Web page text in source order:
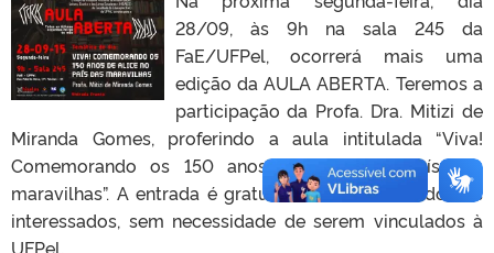
28/09, às 9h na sala 245 da
FaE/UFPel, ocorrerá mais uma
edição da AULA ABERTA. Teremos a
participação da Profa. Dra. Mitizi de
Miranda Gomes, proferindo a aula intitulada “Viva!
Comemorando os 150 anos de Alice no país das
maravilhas”. A entrada é gratuita e liberada a todos os
interessados, sem necessidade de serem vinculados à
UFPel.